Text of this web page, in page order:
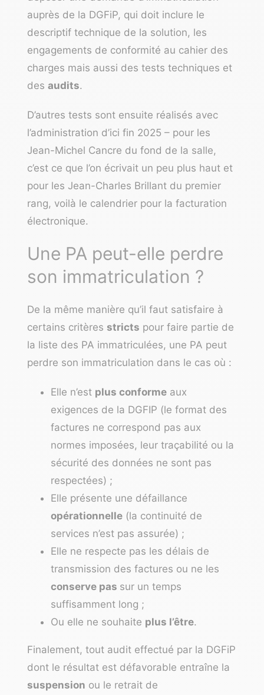
auprès de la DGFiP, qui doit inclure le
descriptif technique de la solution, les
engagements de conformité au cahier des
charges mais aussi des tests techniques et
des audits.
D’autres tests sont ensuite réalisés avec
l’administration d’ici fin 2025 – pour les
Jean-Michel Cancre du fond de la salle,
c’est ce que l’on écrivait un peu plus haut et
pour les Jean-Charles Brillant du premier
rang, voilà le calendrier pour la facturation
électronique.
Une PA peut-elle perdre
son immatriculation ?
De la même manière qu’il faut satisfaire à
certains critères stricts pour faire partie de
la liste des PA immatriculées, une PA peut
perdre son immatriculation dans le cas où :
Elle n’est plus conforme aux
exigences de la DGFIP (le format des
factures ne correspond pas aux
normes imposées, leur traçabilité ou la
sécurité des données ne sont pas
respectées) ;
Elle présente une défaillance
opérationnelle (la continuité de
services n’est pas assurée) ;
Elle ne respecte pas les délais de
transmission des factures ou ne les
conserve pas sur un temps
suffisamment long ;
Ou elle ne souhaite plus l’être.
Finalement, tout audit effectué par la DGFiP
dont le résultat est défavorable entraîne la
suspension ou le retrait de